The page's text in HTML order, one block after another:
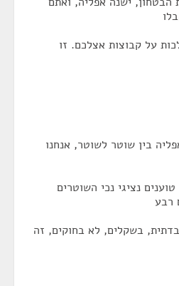
על קבוצות אצלכם. זו
בין שוטר לשוטר, אנחנו
נציגי נכי השוטרים
רבע
בשקלים, לא בחוקים, זה